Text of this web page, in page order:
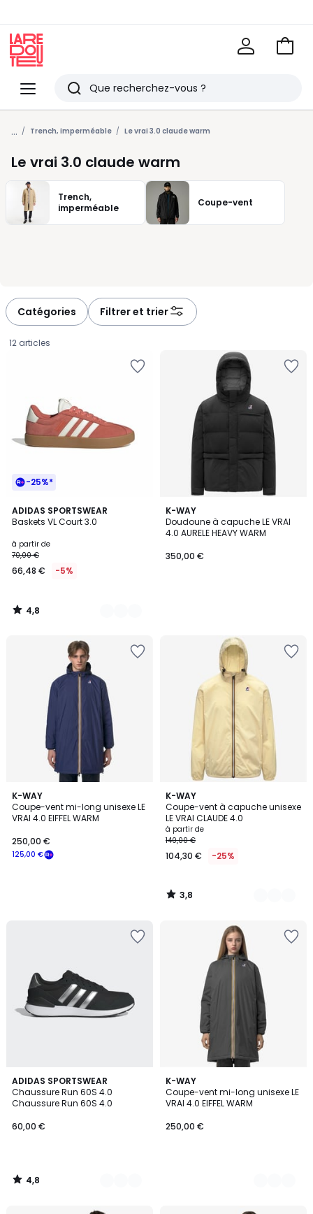
Menu
Redoute
Rechercher
Derniers
articles
vus
Voir
... Trench, imperméable Le vrai 3.0 claude warm
Le vrai 3.0 claude warm
Trench,
imperméable
Coupe-vent
Catégories Filtrer et trier
12 articles
-25%*
ADIDAS SPORTSWEAR
Baskets VL Court 3.0
Prix
à
partir
66,48
€
réduction
appliquée.
à partir de
70,00 €
66,48 € -5%
4,8
/ 5
12
Couleurs
4,8
/
K-WAY
Doudoune à capuche LE VRAI
4.0 AURELE HEAVY WARM
350,00 €
K-WAY
Coupe-vent mi-long unisexe LE
VRAI 4.0 EIFFEL WARM
125,00 €
250,00 €
K-WAY
Coupe-vent à capuche unisexe
LE VRAI CLAUDE 4.0
à partir de
140,00 €
104,30 € -25%
3,8
/ 5
11
Couleurs
3,8
/
ADIDAS SPORTSWEAR
Chaussure Run 60S 4.0
Chaussure Run 60S 4.0
60,00 €
4,8
/ 5
2
Couleurs
4,8
/
K-WAY
Coupe-vent mi-long unisexe LE
VRAI 4.0 EIFFEL WARM
250,00 €
3
Couleurs